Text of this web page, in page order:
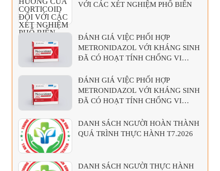
VỚI CÁC XÉT NGHIỆM PHỔ BIẾN
ĐÁNH GIÁ VIỆC PHỐI HỢP
METRONIDAZOL VỚI KHÁNG SINH
ĐÃ CÓ HOẠT TÍNH CHỐNG VI
ĐÁNH GIÁ VIỆC PHỐI HỢP
METRONIDAZOL VỚI KHÁNG SINH
ĐÃ CÓ HOẠT TÍNH CHỐNG VI
DANH SÁCH NGƯỜI HOÀN THÀNH
QUÁ TRÌNH THỰC HÀNH T7.2026
DANH SÁCH NGƯỜI THỰC HÀNH